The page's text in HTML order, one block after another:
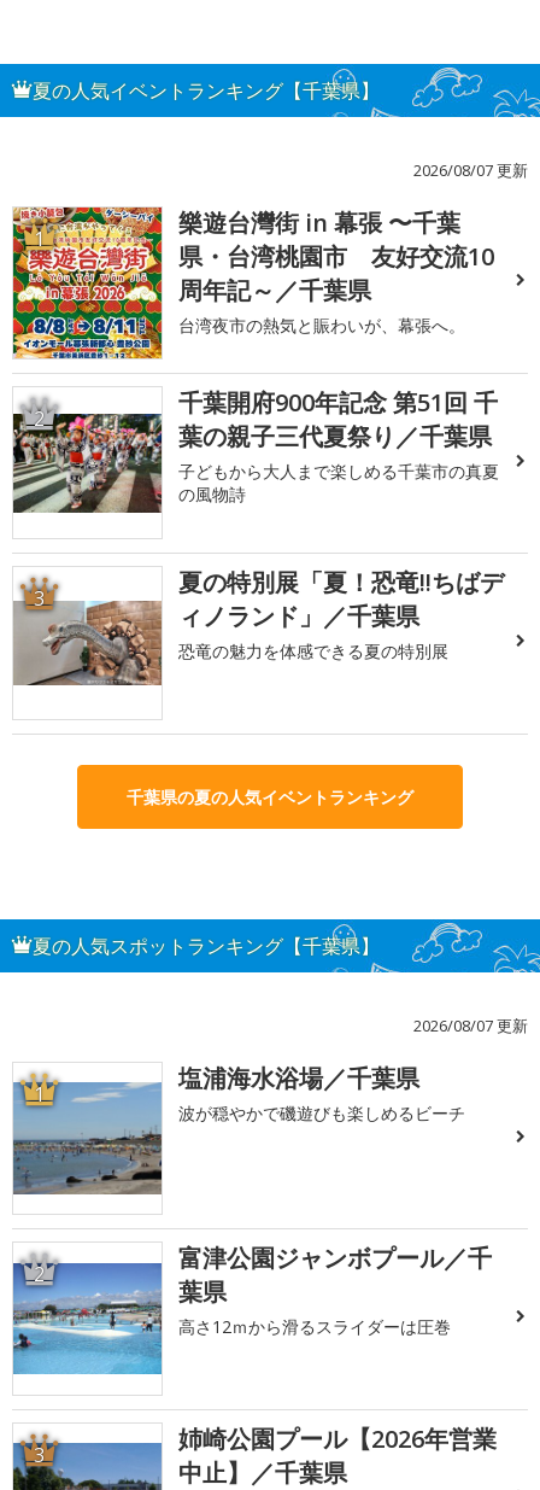
夏の人気イベントランキング【千葉県】
2026/08/07 更新
1
樂遊台灣街 in 幕張 〜千葉
県・台湾桃園市 友好交流10
周年記～／千葉県
台湾夜市の熱気と賑わいが、幕張へ。
2
千葉開府900年記念 第51回 千
葉の親子三代夏祭り／千葉県
子どもから大人まで楽しめる千葉市の真夏
の風物詩
3
夏の特別展「夏！恐竜!!ちばデ
ィノランド」／千葉県
恐竜の魅力を体感できる夏の特別展
千葉県の夏の人気イベントランキング
夏の人気スポットランキング【千葉県】
2026/08/07 更新
1 塩浦海水浴場／千葉県
波が穏やかで磯遊びも楽しめるビーチ
2
富津公園ジャンボプール／千
葉県
高さ12ｍから滑るスライダーは圧巻
3
姉崎公園プール【2026年営業
中止】／千葉県